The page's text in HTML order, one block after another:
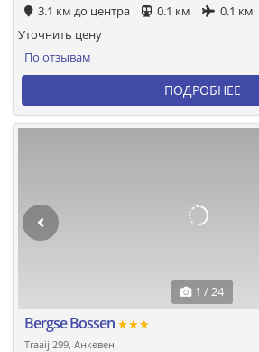
3.1 км до центра 0.1 км 0.1 км
По отзывам
Уточнить цену
ПОДРОБНЕЕ
1 / 24
Bergse Bossen ★★★
Traaij 299, Анкевен